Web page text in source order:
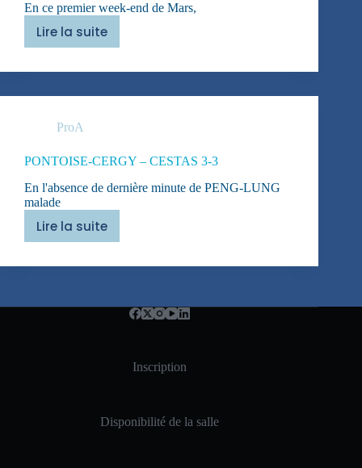
En ce premier week-end de Mars,
Lire la suite
TITRES
ProA
PONTOISE-CERGY – CESTAS 3-3
En l'absence de dernière minute de PENG-LUNG
malade
Lire la suite
PONTOISE-
–
3-
Inscription
Disponibilité de la salle